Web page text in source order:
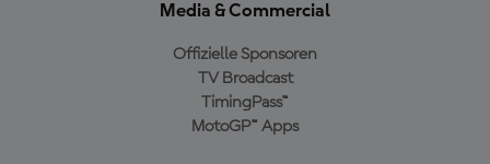
Media & Commercial
Offizielle Sponsoren
TV Broadcast
TimingPass™
MotoGP™ Apps